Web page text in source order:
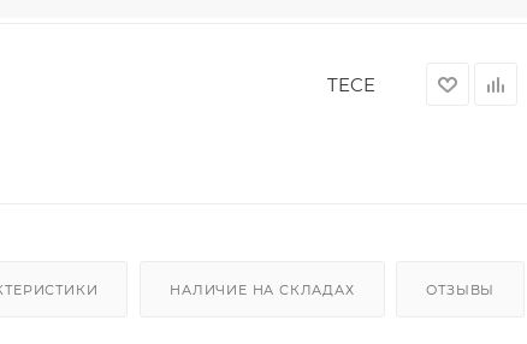
TECE
НАЛИЧИЕ НА СКЛАДАХ ОТЗЫВЫ